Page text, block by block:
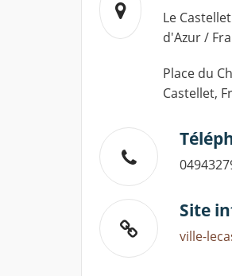
Le
d'Azur /
Place du
Castellet,
Site
ville-